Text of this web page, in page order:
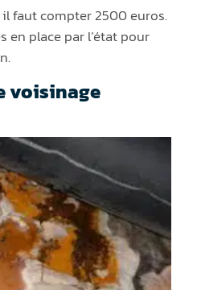
faut compter 2500 euros.
en place par l’état pour
voisinage